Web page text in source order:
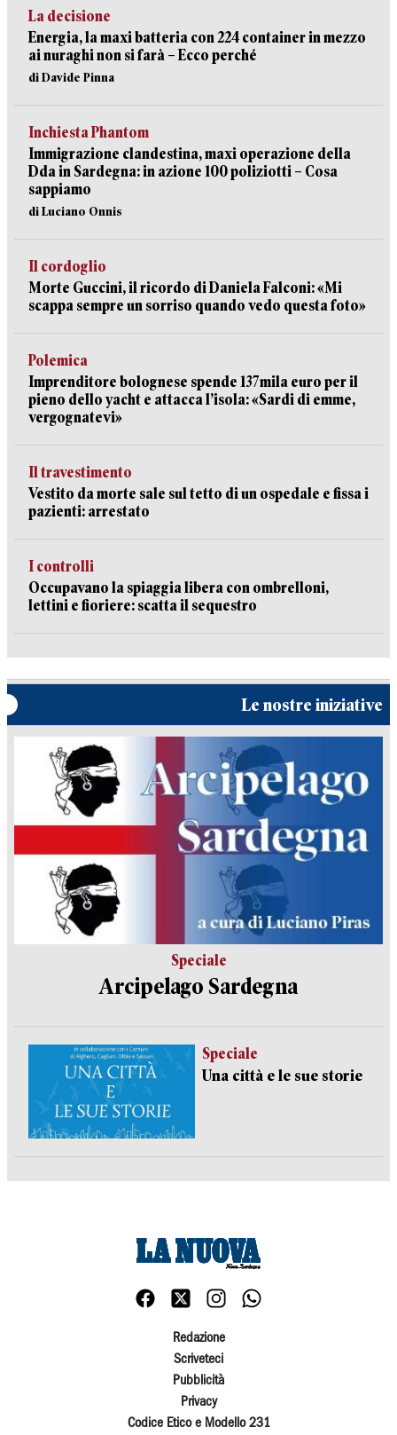
La decisione
Energia, la maxi batteria con 224 container in mezzo
ai nuraghi non si farà – Ecco perché
di Davide Pinna
Inchiesta Phantom
Immigrazione clandestina, maxi operazione della
Dda in Sardegna: in azione 100 poliziotti – Cosa
sappiamo
di Luciano Onnis
Il cordoglio
Morte Guccini, il ricordo di Daniela Falconi: «Mi
scappa sempre un sorriso quando vedo questa foto»
Polemica
Imprenditore bolognese spende 137mila euro per il
pieno dello yacht e attacca l’isola: «Sardi di emme,
vergognatevi»
Il travestimento
Vestito da morte sale sul tetto di un ospedale e fissa i
pazienti: arrestato
I controlli
Occupavano la spiaggia libera con ombrelloni,
lettini e fioriere: scatta il sequestro
Le nostre iniziative
Speciale
Arcipelago Sardegna
Speciale
Una città e le sue storie
Redazione
Scriveteci
Pubblicità
Privacy
Codice Etico e Modello 231